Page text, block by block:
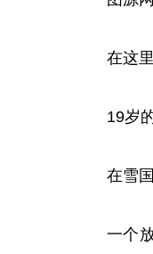
在这
19岁
在雪
一个